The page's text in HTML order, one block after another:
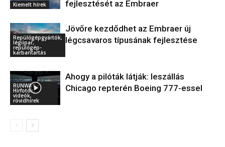
Kiemelt hírek fejlesztését az Embraer
Repülőgépgyártók,
légiipar,
repülőgép-
karbantartás
Jövőre kezdődhet az Embraer új
légcsavaros típusának fejlesztése
RUNWAY -
Hírfotók,
videók,
rövidhírek
Ahogy a pilóták látják: leszállás
Chicago repterén Boeing 777-essel